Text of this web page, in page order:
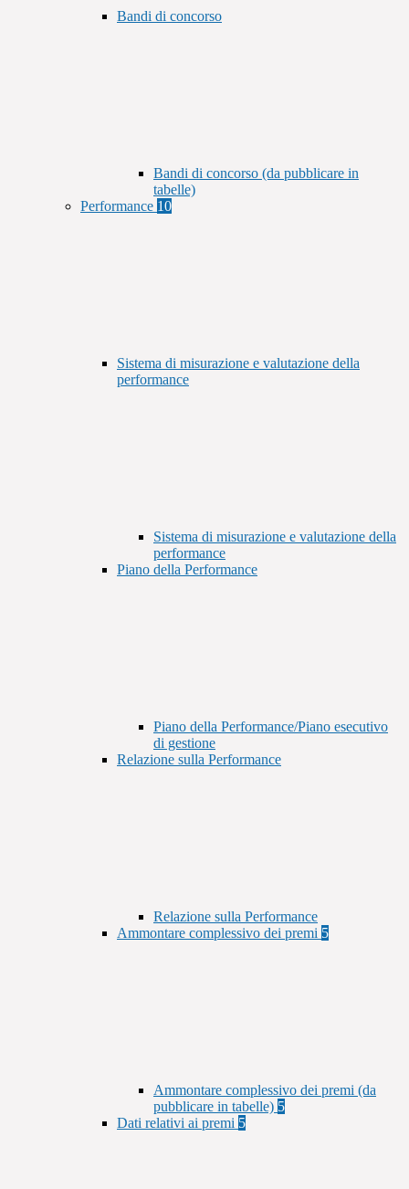
Bandi di concorso
Bandi di concorso (da pubblicare in
tabelle)
Performance 10
Sistema di misurazione e valutazione della
performance
Sistema di misurazione e valutazione della
performance
Piano della Performance
Piano della Performance/Piano esecutivo
di gestione
Relazione sulla Performance
Relazione sulla Performance
Ammontare complessivo dei premi 5
Ammontare complessivo dei premi (da
pubblicare in tabelle) 5
Dati relativi ai premi 5